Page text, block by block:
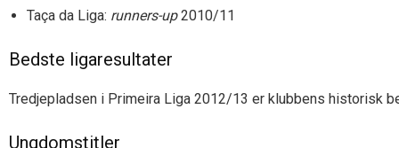
Taça da Liga: runners-up2010/11
Bedste ligaresultater
Tredjepladsen i Primeira Liga 2012/13 er klubbens historisk
Ungdomstitler